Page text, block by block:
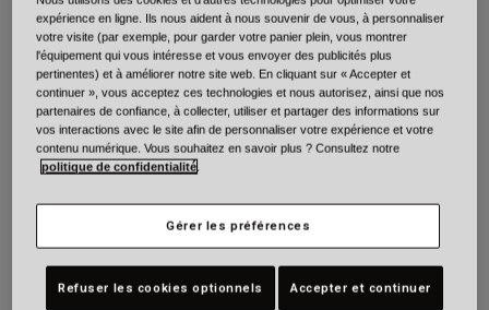
Couleur -Silver/White
sélectionné
Taille
expérience en ligne. Ils nous aident à nous souvenir de vous, à personnaliser
votre visite (par exemple, pour garder votre panier plein, vous montrer
l'équipement qui vous intéresse et vous envoyer des publicités plus
pertinentes) et à améliorer notre site web. En cliquant sur « Accepter et
continuer », vous acceptez ces technologies et nous autorisez, ainsi que nos
partenaires de confiance, à collecter, utiliser et partager des informations sur
vos interactions avec le site afin de personnaliser votre expérience et votre
contenu numérique. Vous souhaitez en savoir plus ? Consultez notre
politique de confidentialité.
Gérer les préférences
Refuser les cookies optionnels Accepter et continuer